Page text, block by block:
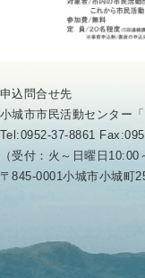
申込問合せ先
小城市市民活動センター「
Tel:0952-37-8861
（受付：火～日曜日10:00
〒845-0001小城市小城町